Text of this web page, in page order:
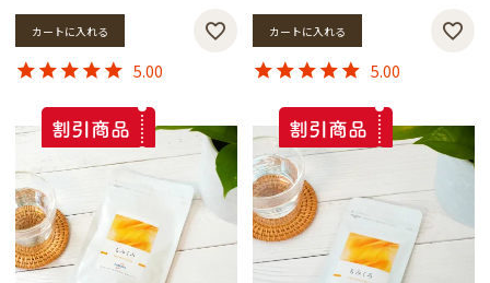
カートに入れる
5.00
カートに入れる
5.00